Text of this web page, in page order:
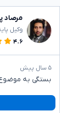
مرصاد
وکیل
۴.۶
۵ سال پیش
بستگی به موضوع